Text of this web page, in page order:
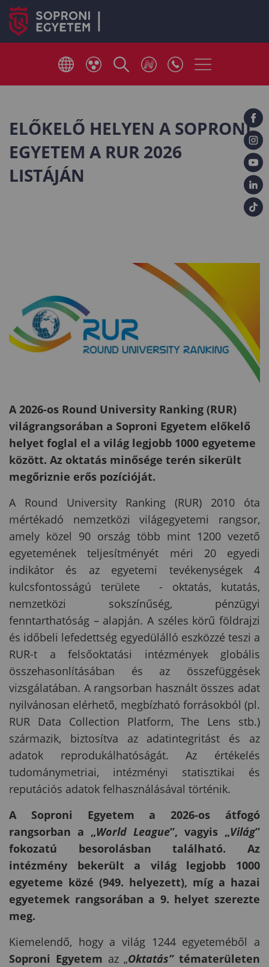
ELŐKELŐ HELYEN A SOPRONI
EGYETEM A RUR 2026
LISTÁJÁN
A 2026-os Round University Ranking (RUR)
világrangsorában a Soproni Egyetem előkelő
helyet foglal el a világ legjobb 1000 egyeteme
között. Az oktatás minősége terén sikerült
megőriznie erős pozícióját.
A Round University Ranking (RUR) 2010 óta
mértékadó nemzetközi világegyetemi rangsor,
amely közel 90 ország több mint 1200 vezető
egyetemének teljesítményét méri 20 egyedi
indikátor és az egyetemi tevékenységek 4
kulcsfontosságú területe - oktatás, kutatás,
nemzetközi sokszínűség, pénzügyi
fenntarthatóság – alapján. A széles körű földrajzi
és időbeli lefedettség egyedülálló eszközzé teszi a
RUR-t a felsőoktatási intézmények globális
összehasonlításában és az összefüggések
vizsgálatában. A rangsorban használt összes adat
nyilvánosan elérhető, megbízható forrásokból (pl.
RUR Data Collection Platform, The Lens stb.)
származik, biztosítva az adatintegritást és az
adatok reprodukálhatóságát. Az értékelés
tudománymetriai, intézményi statisztikai és
reputációs adatok felhasználásával történik.
A Soproni Egyetem a 2026-os átfogó
rangsorban a „World League”, vagyis „Világ”
fokozatú besorolásban található. Az
intézmény bekerült a világ legjobb 1000
egyeteme közé (949. helyezett), míg a hazai
egyetemek rangsorában a 9. helyet szerezte
meg.
Kiemelendő, hogy a világ 1244 egyeteméből a
Soproni Egyetem az „Oktatás”tématerületen